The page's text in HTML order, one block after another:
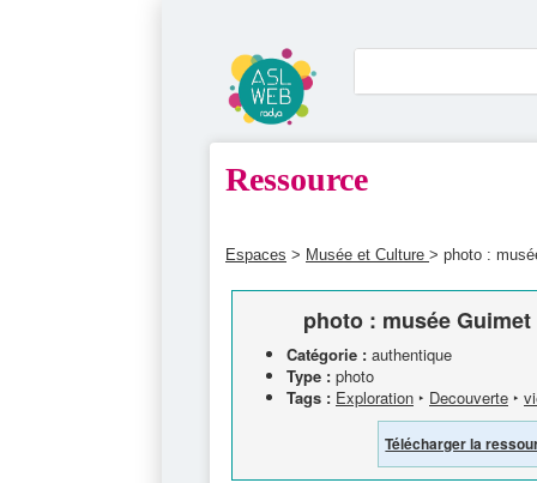
Ressource
Espaces > Musée et Culture > photo :
photo : musée
Catégorie : authentique
Type : photo
Tags : Exploration ‣ Decouverte ‣
Télécharger la